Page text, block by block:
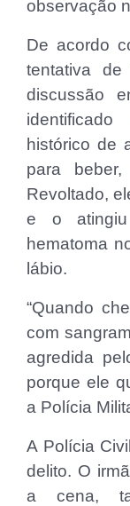
observação
De acordo
tentativa
discussão
histórico de
para
Revoltado,
e o
hematoma
lábio.
“Quando
com
agredida
porque ele
a Polícia
A Polícia
delito. O
a cena,